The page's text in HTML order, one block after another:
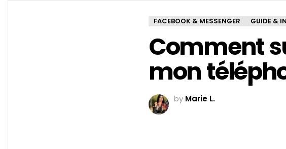
FACEBOOK & MESSENGER GUIDE &
Comment
mon
by Marie L.